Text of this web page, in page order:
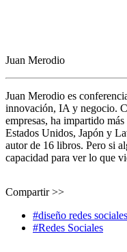
Juan Merodio
Juan Merodio es
innovación, IA y negocio.
empresas, ha impartido
Estados Unidos, Japón y
autor de 16 libros. Pero si
capacidad para ver lo que
Compartir >>
#diseño redes sociales
#Redes Sociales